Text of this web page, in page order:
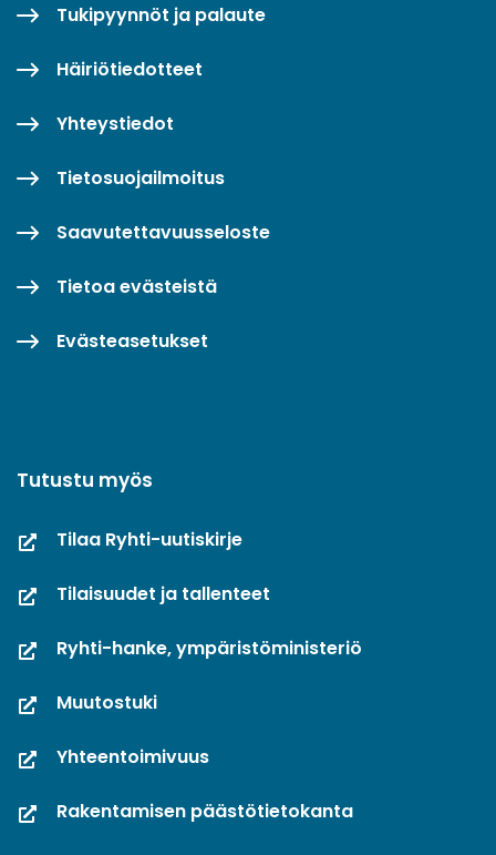
Tukipyynnöt ja palaute
Häiriötiedotteet
Yhteystiedot
Tietosuojailmoitus
Saavutettavuusseloste
Tietoa evästeistä
Evästeasetukset
Tutustu myös
Tilaa Ryhti-uutiskirje
Tilaisuudet ja tallenteet
Ryhti-hanke, ympäristöministeriö
Muutostuki
Yhteentoimivuus
Rakentamisen päästötietokanta